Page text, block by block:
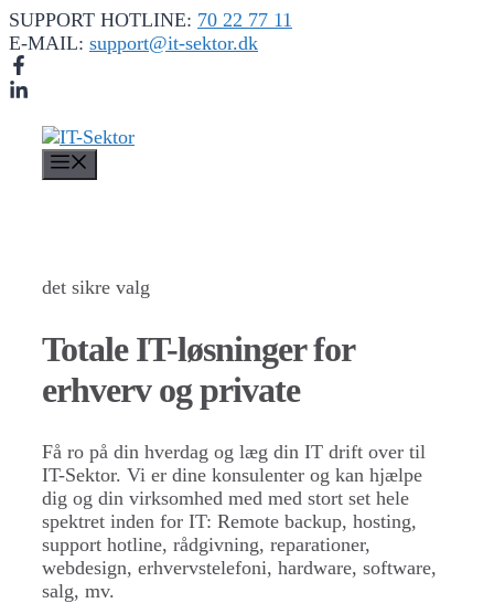
Hop
til
indhold
SUPPORT HOTLINE: 70 22 77 11
E-MAIL: support@it-sektor.dk
det sikre valg
Totale IT-løsninger for
erhverv og private
Få ro på din hverdag og læg din IT drift over til
IT-Sektor. Vi er dine konsulenter og kan hjælpe
dig og din virksomhed med med stort set hele
spektret inden for IT: Remote backup, hosting,
support hotline, rådgivning, reparationer,
webdesign, erhvervstelefoni, hardware, software,
salg, mv.